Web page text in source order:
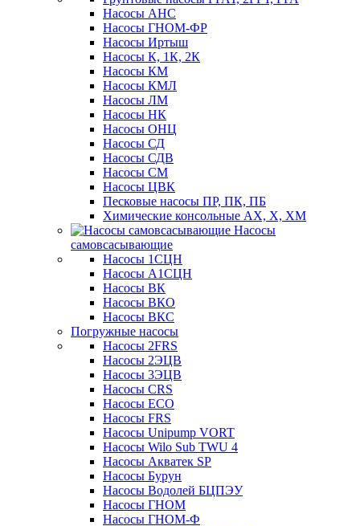
Насосы АНС
Насосы ГНОМ-ФР
Насосы Иртыш
Насосы К, 1К, 2К
Насосы КМ
Насосы КМЛ
Насосы ЛМ
Насосы НК
Насосы ОНЦ
Насосы СД
Насосы СДВ
Насосы СМ
Насосы ЦВК
Песковые насосы ПР, ПК, ПБ
Химические консольные АХ, Х, ХМ
Насосы
самовсасывающие
Насосы 1СЦН
Насосы А1СЦН
Насосы ВК
Насосы ВКО
Насосы ВКС
Погружные насосы
Насосы 2FRS
Насосы 2ЭЦВ
Насосы 3ЭЦВ
Насосы CRS
Насосы ECO
Насосы FRS
Насосы Unipump VORT
Насосы Wilo Sub TWU 4
Насосы Акватек SP
Насосы Бурун
Насосы Водолей БЦПЭУ
Насосы ГНОМ
Насосы ГНОМ-Ф